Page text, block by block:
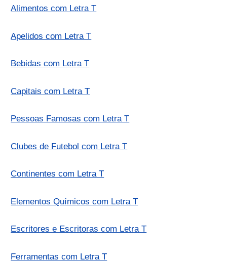
Alimentos com Letra T
Apelidos com Letra T
Bebidas com Letra T
Capitais com Letra T
Pessoas Famosas com Letra T
Clubes de Futebol com Letra T
Continentes com Letra T
Elementos Químicos com Letra T
Escritores e Escritoras com Letra T
Ferramentas com Letra T